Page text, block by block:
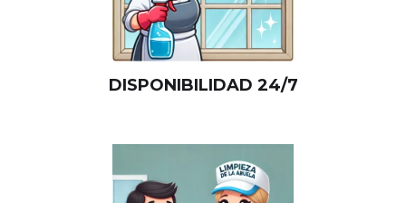
DISPONIBILIDAD 24/7